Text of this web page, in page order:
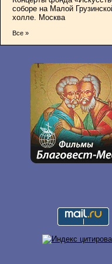
соборе на Малой
холле. Москва
Все »